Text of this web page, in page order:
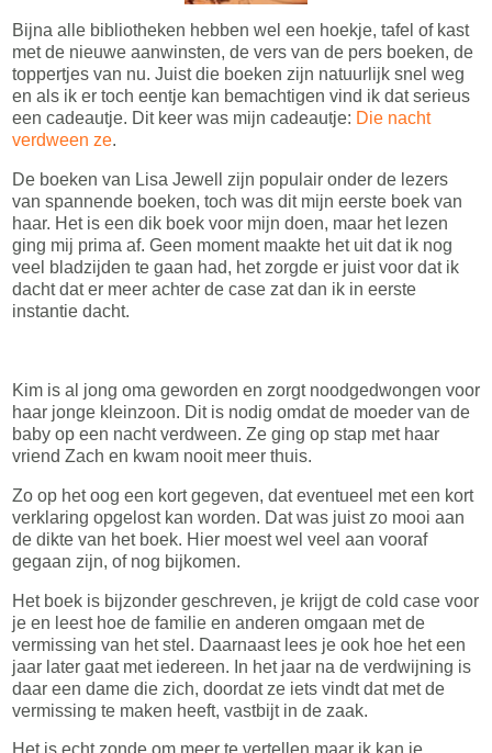
Bijna alle bibliotheken hebben wel een hoekje, tafel of kast
met de nieuwe aanwinsten, de vers van de pers boeken, de
toppertjes van nu. Juist die boeken zijn natuurlijk snel weg
en als ik er toch eentje kan bemachtigen vind ik dat serieus
een cadeautje. Dit keer was mijn cadeautje: Die nacht
verdween ze.
De boeken van Lisa Jewell zijn populair onder de lezers
van spannende boeken, toch was dit mijn eerste boek van
haar. Het is een dik boek voor mijn doen, maar het lezen
ging mij prima af. Geen moment maakte het uit dat ik nog
veel bladzijden te gaan had, het zorgde er juist voor dat ik
dacht dat er meer achter de case zat dan ik in eerste
instantie dacht.
Kim is al jong oma geworden en zorgt noodgedwongen voor
haar jonge kleinzoon. Dit is nodig omdat de moeder van de
baby op een nacht verdween. Ze ging op stap met haar
vriend Zach en kwam nooit meer thuis.
Zo op het oog een kort gegeven, dat eventueel met een kort
verklaring opgelost kan worden. Dat was juist zo mooi aan
de dikte van het boek. Hier moest wel veel aan vooraf
gegaan zijn, of nog bijkomen.
Het boek is bijzonder geschreven, je krijgt de cold case voor
je en leest hoe de familie en anderen omgaan met de
vermissing van het stel. Daarnaast lees je ook hoe het een
jaar later gaat met iedereen. In het jaar na de verdwijning is
daar een dame die zich, doordat ze iets vindt dat met de
vermissing te maken heeft, vastbijt in de zaak.